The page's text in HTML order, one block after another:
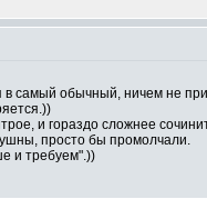
в самый обычный, ничем не
и гораздо сложнее
просто бы промолчали.
и требуем".))